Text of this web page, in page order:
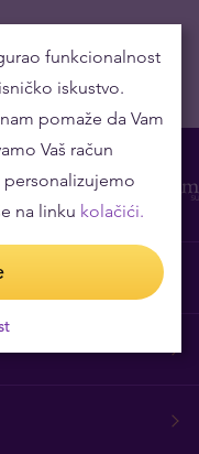
funkcionalnost
iskustvo.
pomaže da Vam
Vaš račun
na linku kolačići.